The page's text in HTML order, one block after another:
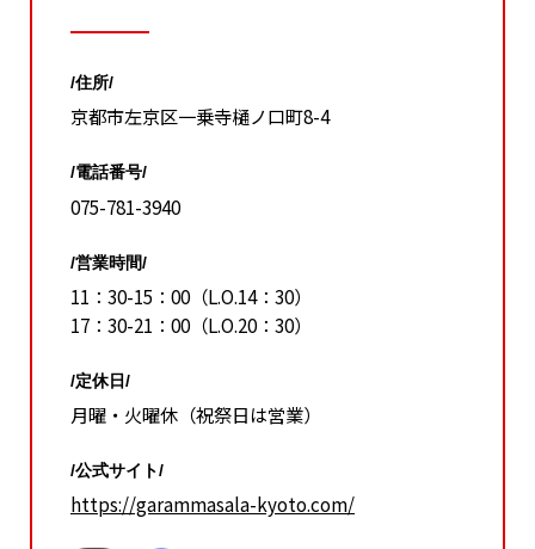
/住所/
京都市左京区一乗寺樋ノ口町8-4
/電話番号/
075-781-3940
/営業時間/
11：30-15：00（L.O.14：30）
17：30-21：00（L.O.20：30）
/定休日/
月曜・火曜休（祝祭日は営業）
/公式サイト/
https://garammasala-kyoto.com/